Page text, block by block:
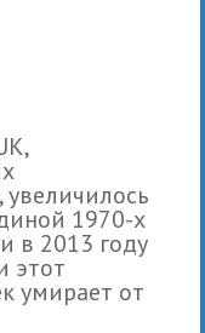
1970-х
в 2013 году
этот
умирает от